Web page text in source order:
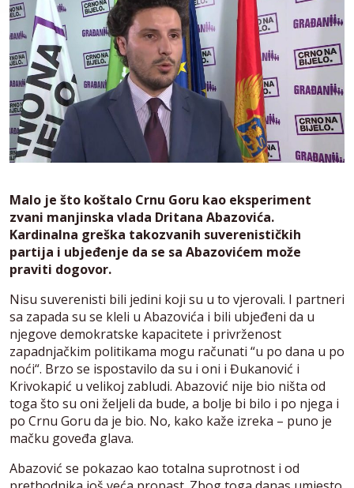
Malo je što koštalo Crnu Goru kao eksperiment
zvani manjinska vlada Dritana Abazovića.
Kardinalna greška takozvanih suverenističkih
partija i ubjeđenje da se sa Abazovićem može
praviti dogovor.
Nisu suverenisti bili jedini koji su u to vjerovali. I partneri
sa zapada su se kleli u Abazovića i bili ubjeđeni da u
njegove demokratske kapacitete i privrženost
zapadnjačkim politikama mogu računati “u po dana u po
noći“. Brzo se ispostavilo da su i oni i Đukanović i
Krivokapić u velikoj zabludi. Abazović nije bio ništa od
toga što su oni željeli da bude, a bolje bi bilo i po njega i
po Crnu Goru da je bio. No, kako kaže izreka – puno je
mačku goveđa glava.
Abazović se pokazao kao totalna suprotnost i od